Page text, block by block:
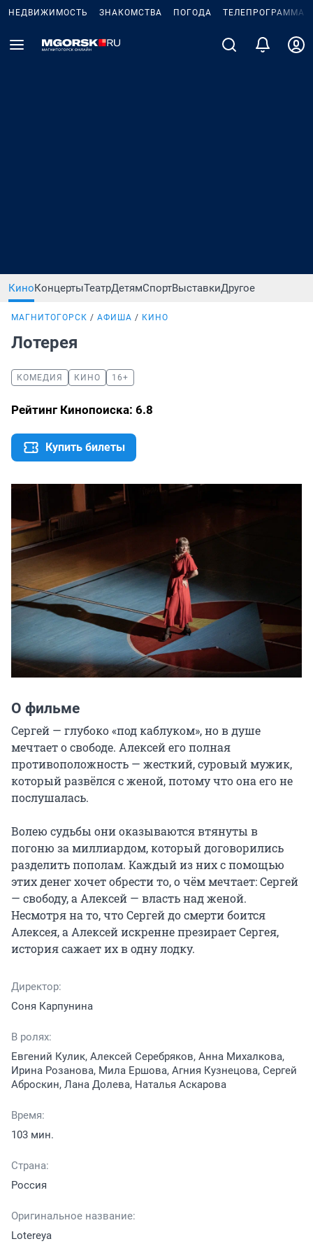
НЕДВИЖИМОСТЬ ЗНАКОМСТВА ПОГОДА ТЕЛЕПРОГРАММА
КиноКонцертыТеатрДетямСпортВыставкиДругое
МАГНИТОГОРСК АФИША КИНО
Лотерея
КОМЕДИЯ КИНО 16+
Рейтинг Кинопоиска: 6.8
Купить билеты
О фильме
Сергей — глубоко «под каблуком», но в душе
мечтает о свободе. Алексей его полная
противоположность — жесткий, суровый мужик,
который развёлся с женой, потому что она его не
послушалась.
Волею судьбы они оказываются втянуты в
погоню за миллиардом, который договорились
разделить пополам. Каждый из них с помощью
этих денег хочет обрести то, о чём мечтает: Сергей
— свободу, а Алексей — власть над женой.
Несмотря на то, что Сергей до смерти боится
Алексея, а Алексей искренне презирает Сергея,
история сажает их в одну лодку.
Директор:
Соня Карпунина
В ролях:
Евгений Кулик, Алексей Серебряков, Анна Михалкова,
Ирина Розанова, Мила Ершова, Агния Кузнецова, Сергей
Аброскин, Лана Долева, Наталья Аскарова
Время:
103 мин.
Страна:
Россия
Оригинальное название:
Lotereya